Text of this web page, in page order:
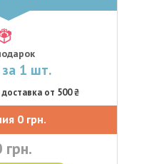
за 1 шт.
от 500 ₴
0 грн.
грн.